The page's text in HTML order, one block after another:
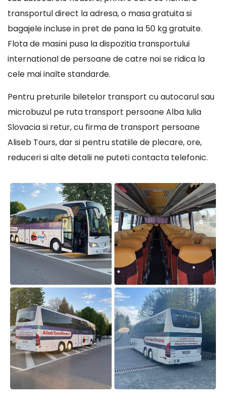
transportul direct la adresa, o masa gratuita si
bagajele incluse in pret de pana la 50 kg gratuite.
Flota de masini pusa la dispozitia transportului
international de persoane de catre noi se ridica la
cele mai inalte standarde.
Pentru preturile biletelor transport cu autocarul sau
microbuzul pe ruta transport persoane Alba Iulia
Slovacia si retur, cu firma de transport persoane
Aliseb Tours, dar si pentru statiile de plecare, ore,
reduceri si alte detalii ne puteti contacta telefonic.